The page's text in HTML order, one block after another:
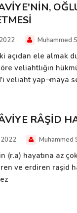
Muhammed
açıdan ele almak
veliahtlığın
veliaht yap¬maya
RÂŞİD
Muhammed
(r.a) hayatına az
ve erdiren raşid